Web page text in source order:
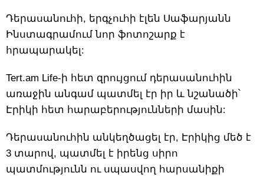
Դերասանուհի, երգչուհի էլեն Սաֆարյանն
Ինստագրամում նոր ֆոտոշարք է
հրապարակել:
Tert.am Life-ի հետ զրույցում դերասանուհին
առաջին անգամ պատմել էր իր և նշանածի՝
Էրիկի հետ հարաբերությունների մասին:
Դերասանուհին անկեղծացել էր, Էրիկից մեծ է
3 տարով, պատմել է իրենց սիրո
պատմությունն ու սպասվող հարսանիքի